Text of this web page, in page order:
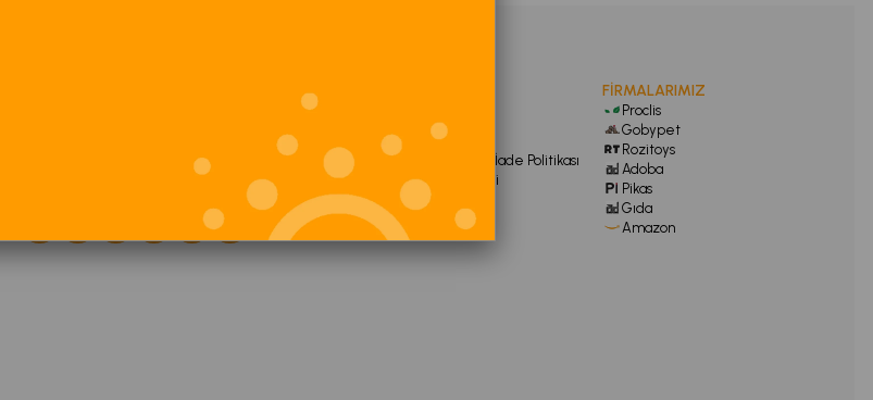
0216 606 63 09
Hakkımızda
Gizlilik Politikası
Geri Ödeme ve İade Politikası
Satış Sözleşmesi
İletişim
FİRMALARIMIZ
Proclis
Gobypet
Rozitoys
Adoba
Pikas
Gıda
Amazon